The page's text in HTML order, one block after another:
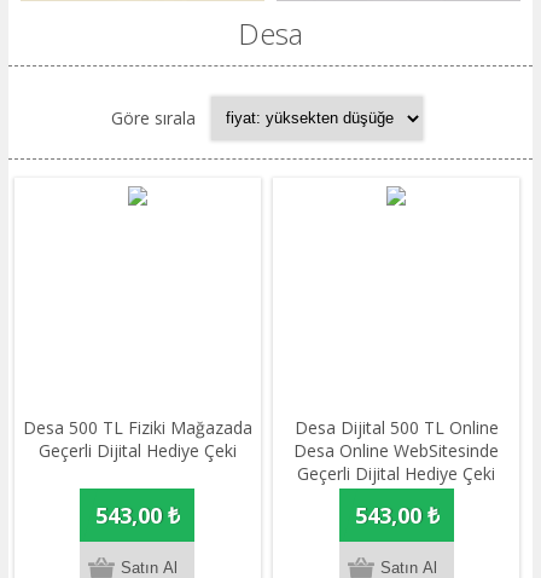
Desa
Göre sırala
Desa 500 TL Fiziki Mağazada
Geçerli Dijital Hediye Çeki
543,00 ₺
Desa Dijital 500 TL Online
Desa Online WebSitesinde
Geçerli Dijital Hediye Çeki
543,00 ₺